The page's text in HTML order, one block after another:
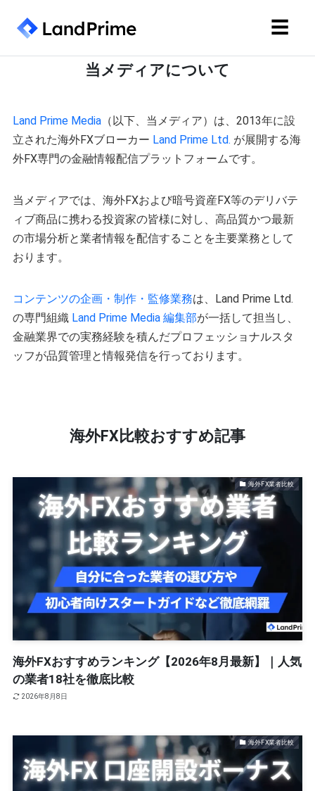
☰
当メディアについて
Land Prime Media（以下、当メディア）は、2013年に設
立された海外FXブローカー Land Prime Ltd. が展開する海
外FX専門の金融情報配信プラットフォームです。
当メディアでは、海外FXおよび暗号資産FX等のデリバテ
ィブ商品に携わる投資家の皆様に対し、高品質かつ最新
の市場分析と業者情報を配信することを主要業務として
おります。
コンテンツの企画・制作・監修業務は、Land Prime Ltd.
の専門組織 Land Prime Media 編集部が一括して担当し、
金融業界での実務経験を積んだプロフェッショナルスタ
ッフが品質管理と情報発信を行っております。
海外FX比較おすすめ記事
海外FX業者比較
海外FXおすすめランキング【2026年8月最新】｜人気
の業者18社を徹底比較
2026年8月8日
海外FX業者比較